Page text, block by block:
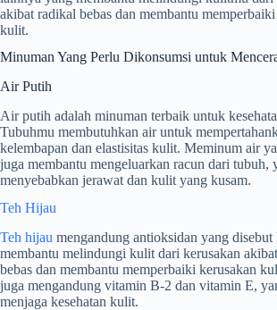
akibat radikal bebas dan membantu
kulit.
Minuman Yang Perlu Dikonsumsi untuk
Air Putih
Air putih adalah minuman terbaik untuk
Tubuhmu membutuhkan air untuk
kelembapan dan elastisitas kulit. Meminum air
juga membantu mengeluarkan racun dari tubuh,
menyebabkan jerawat dan kulit yang kusam.
Teh Hijau
Teh hijau mengandung antioksidan yang
membantu melindungi kulit dari kerusakan
bebas dan membantu memperbaiki kerusakan
juga mengandung vitamin B-2 dan vitamin E,
menjaga kesehatan kulit.